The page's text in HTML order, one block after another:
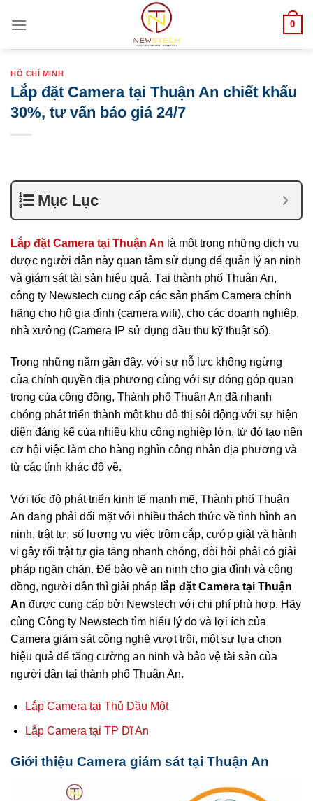
0
HỒ CHÍ MINH
Lắp đặt Camera tại Thuận An chiết khấu
30%, tư vấn báo giá 24/7
Mục Lục
Lắp đặt Camera tại Thuận An là một trong những dịch vụ
được người dân này quan tâm sử dụng để quản lý an ninh
và giám sát tài sản hiệu quả. Tại thành phố Thuận An,
công ty Newstech cung cấp các sản phẩm Camera chính
hãng cho hộ gia đình (camera wifi), cho các doanh nghiệp,
nhà xưởng (Camera IP sử dụng đầu thu kỹ thuật số).
Trong những năm gần đây, với sự nỗ lực không ngừng
của chính quyền địa phương cùng với sự đóng góp quan
trọng của cộng đồng, Thành phố Thuận An đã nhanh
chóng phát triển thành một khu đô thị sôi động với sự hiện
diện đáng kể của nhiều khu công nghiệp lớn, từ đó tạo nên
cơ hội việc làm cho hàng nghìn công nhân địa phương và
từ các tỉnh khác đổ về.
Với tốc độ phát triển kinh tế mạnh mẽ, Thành phố Thuận
An đang phải đối mặt với nhiều thách thức về tình hình an
ninh, trật tự, số lượng vụ việc trộm cắp, cướp giật và hành
vi gây rối trật tự gia tăng nhanh chóng, đòi hỏi phải có giải
pháp ngăn chặn. Để bảo vệ an ninh cho gia đình và cộng
đồng, người dân thì giải pháp lắp đặt Camera tại Thuận
An được cung cấp bởi Newstech với chi phí phù hợp. Hãy
cùng Công ty Newstech tìm hiểu lý do và lợi ích của
Camera giám sát công nghệ vượt trội, một sự lựa chọn
hiệu quả để tăng cường an ninh và bảo vệ tài sản của
người dân tại thành phố Thuận An.
Lắp Camera tại Thủ Dầu Một
Lắp Camera tại TP Dĩ An
Giới thiệu Camera giám sát tại Thuận An